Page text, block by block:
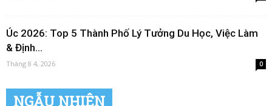
Úc 2026: Top 5 Thành Phố Lý Tưởng Du Học, Việc Làm
& Định...
Tháng 8 4, 2026 0
NGẪU NHIÊN